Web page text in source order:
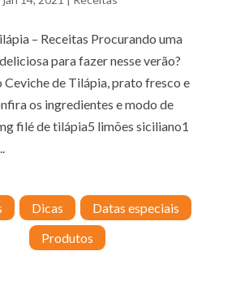
– Receitas Procurando uma
para fazer nesse verão?
Ceviche de Tilápia, prato fresco e
os ingredientes e modo de
filé de tilápia5 limões siciliano1
Dicas
Datas especiais
Produtos